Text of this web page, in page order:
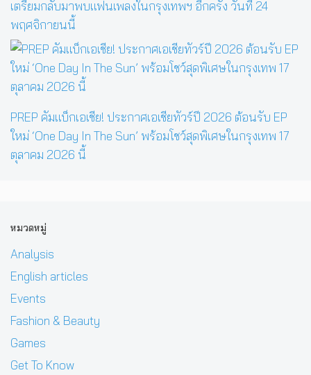
เตรียมกลับมาพบแฟนเพลงในกรุงเทพฯ อีกครั้ง วันที่ 24
พฤศจิกายนนี้
PREP คัมแบ็กเอเชีย! ประกาศเอเชียทัวร์ปี 2026 ต้อนรับ EP
ใหม่ ‘One Day In The Sun’ พร้อมโชว์สุดพิเศษในกรุงเทพ 17
ตุลาคม 2026 นี้
หมวดหมู่
Analysis
English articles
Events
Fashion & Beauty
Games
Get To Know